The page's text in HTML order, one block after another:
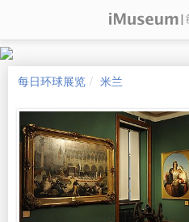
每日环球展览 米兰